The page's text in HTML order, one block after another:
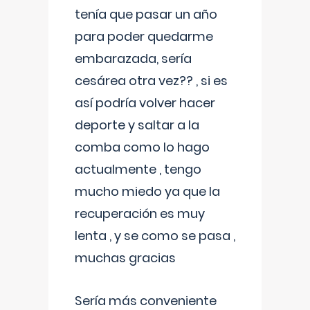
tenía que pasar un año
para poder quedarme
embarazada, sería
cesárea otra vez?? , si es
así podría volver hacer
deporte y saltar a la
comba como lo hago
actualmente , tengo
mucho miedo ya que la
recuperación es muy
lenta , y se como se pasa ,
muchas gracias
Sería más conveniente